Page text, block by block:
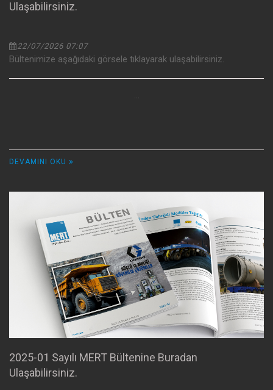
Ulaşabilirsiniz.
22/07/2026 07:07
Bültenimize aşağıdaki görsele tıklayarak ulaşabilirsiniz.
DEVAMINI OKU
2025-01 Sayılı MERT Bültenine Buradan
Ulaşabilirsiniz.